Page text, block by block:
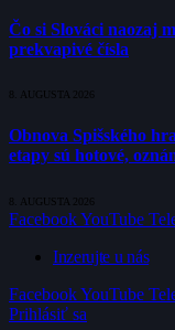
Čo si Slováci naozaj
prekvapivé čísla
8. AUGUSTA 2026
Obnova Spišského
etapy sú hotové,
8. AUGUSTA 2026
FacebookYouTube
Inzerujte u nás
FacebookYouTube
Prihlásiť sa